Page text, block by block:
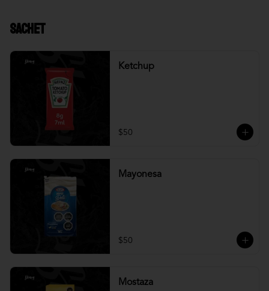
Sachet
Ketchup
$50
Mayonesa
$50
Mostaza